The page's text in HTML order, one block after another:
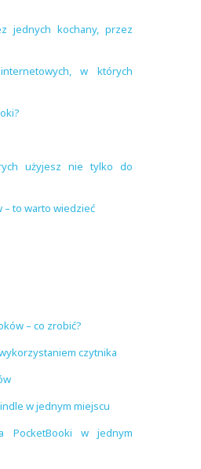
jednych kochany, przez
w których
użyjesz nie tylko do
– to warto wiedzieć
– co zrobić?
czytnika
w jednym miejscu
PocketBooki w jednym